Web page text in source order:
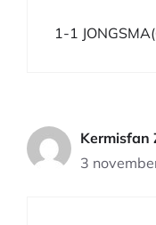
1-1
Kermisfan
3